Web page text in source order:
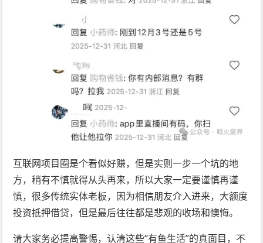
互联网项目圈是个看似好赚，但是实则一步一个坑的地
方，稍有不慎就得从头再来，所以大家一定要谨慎再谨
慎，很多传统实体老板，因为相信朋友介入进来，大额度
投资抵押借贷，但是最后往往都是悲观的收场和懊悔。
请大家务必提高警惕，认清这些“有鱼生活”的真面目，不